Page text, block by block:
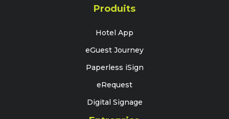
Produits
Hotel App
eGuest Journey
Paperless iSign
eRequest
Digital Signage